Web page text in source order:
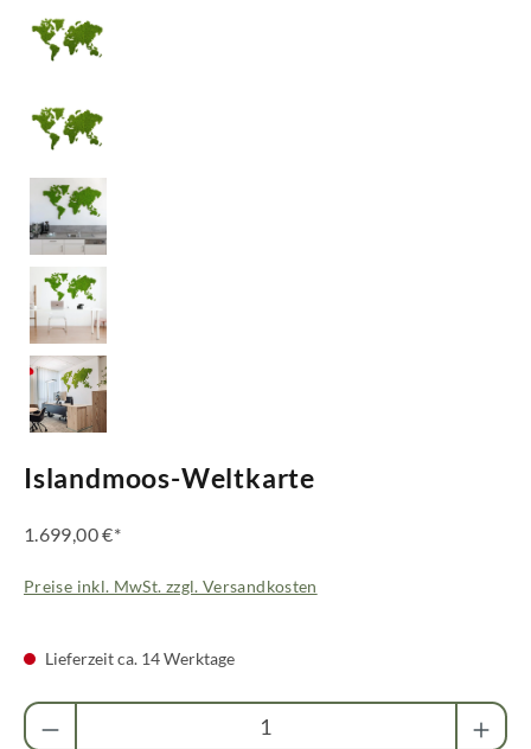
Islandmoos-Weltkarte
1.699,00 €*
Preise inkl. MwSt. zzgl. Versandkosten
Lieferzeit ca. 14 Werktage
Produkt Anzahl: Gib den gewünschten Wert